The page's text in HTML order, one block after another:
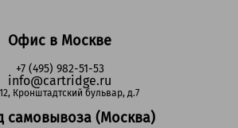
Офис в Москве
+7 (495) 982-51-53
info@cartridge.ru
Кронштадтский бульвар, д.7
самовывоза (Москва)